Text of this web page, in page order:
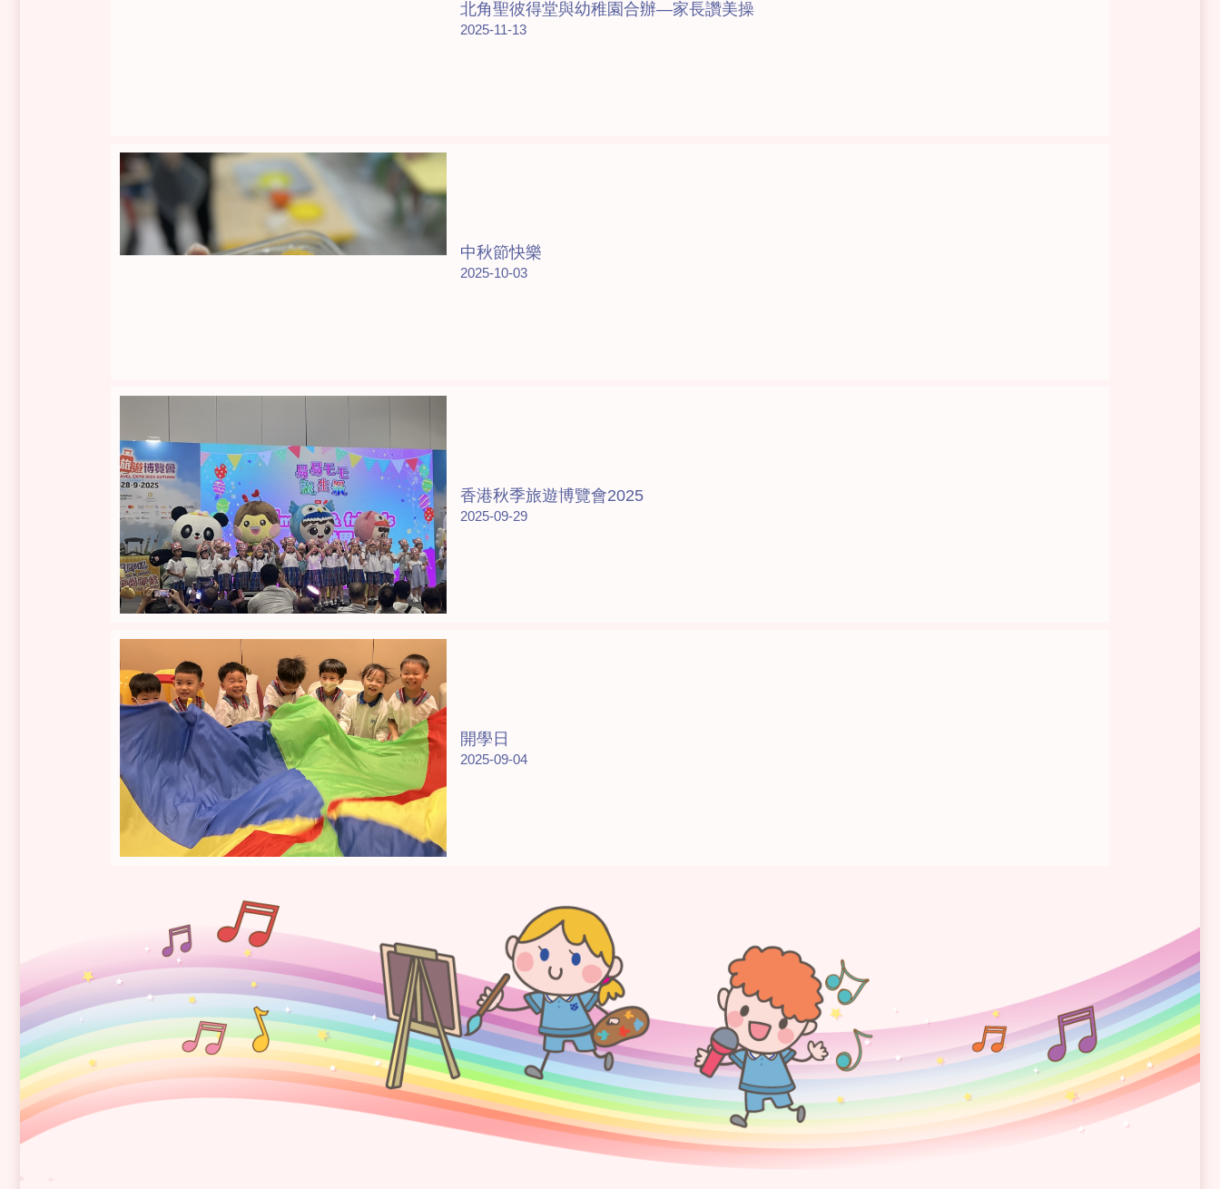
北角聖彼得堂與幼稚園合辦—家長讚美操
2025-11-13
中秋節快樂
2025-10-03
香港秋季旅遊博覽會2025
2025-09-29
開學日
2025-09-04